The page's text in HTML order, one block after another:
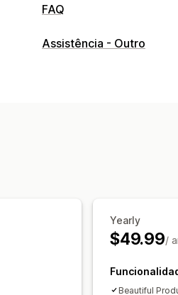
FAQ
Ferramentas de edição
Assistência - Outro
Yearly
$49.99/
Beautiful